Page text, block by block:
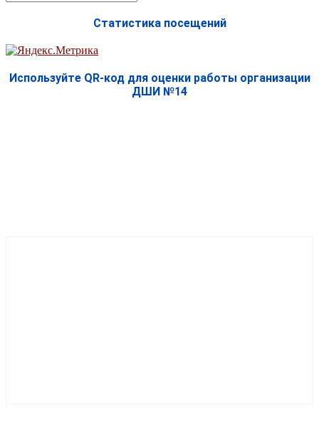
Статистика посещений
Используйте QR-код для оценки работы организации
ДШИ №14